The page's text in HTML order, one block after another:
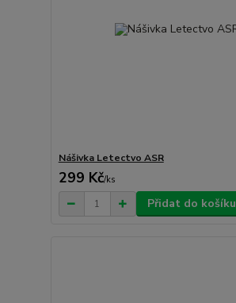
Nášivka Letectvo ASR
299 Kč/ks
Přidat do košíku